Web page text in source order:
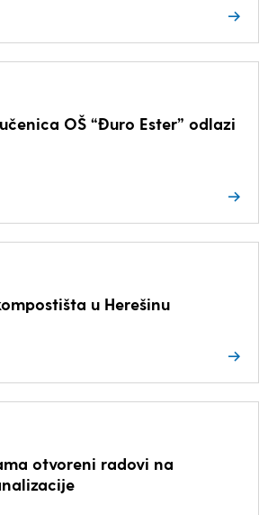
OŠ “Đuro Ester” odlazi
u Herešinu
otvoreni radovi na